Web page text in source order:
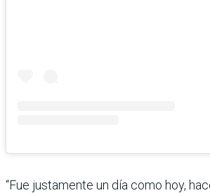
“Fue justamente un día como hoy,